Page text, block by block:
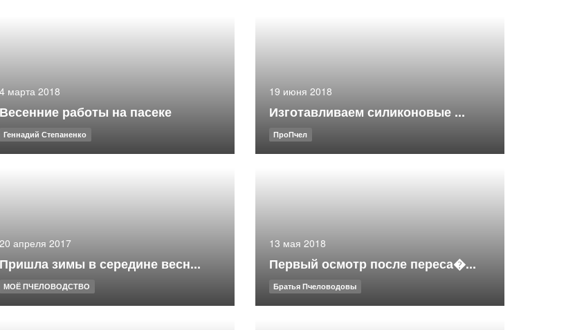
4 марта 2018
Весенние работы на пасеке
Геннадий Степаненко
19 июня 2018
Изготавливаем силиконовые ...
ПроПчел
20 апреля 2017
Пришла зимы в середине весн...
МОЁ ПЧЕЛОВОДСТВО
13 мая 2018
Первый осмотр после переса�...
Братья Пчеловодовы